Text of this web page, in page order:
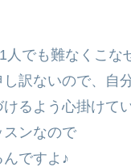
人でも難なくこな
訳ないので、自
るよう心掛けて
ンなので
ですよ♪